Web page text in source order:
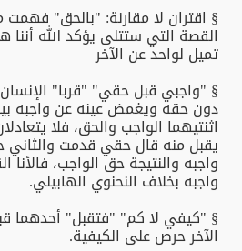
§ اقتران لا مقارنة: "بالحق"
القصة التي ستتلى يؤكد الله أننا
تميل لواحد عن الآخر
§ "واجبي قبل حقي" "قربا" الإنسان
دون حقه ويغمض عينه عن واجبه
اثنتيهما الواجب والحق، فلا
يقبل منه قال حقي قدمت
واجبه والنتيجة حق الواجب، فالأنا
واجبه بخلاف النحنوي الهابيلي.
§ "كيفي لا كم" "فتقبل" أحدهما
الآخر حرص على الكيفية.